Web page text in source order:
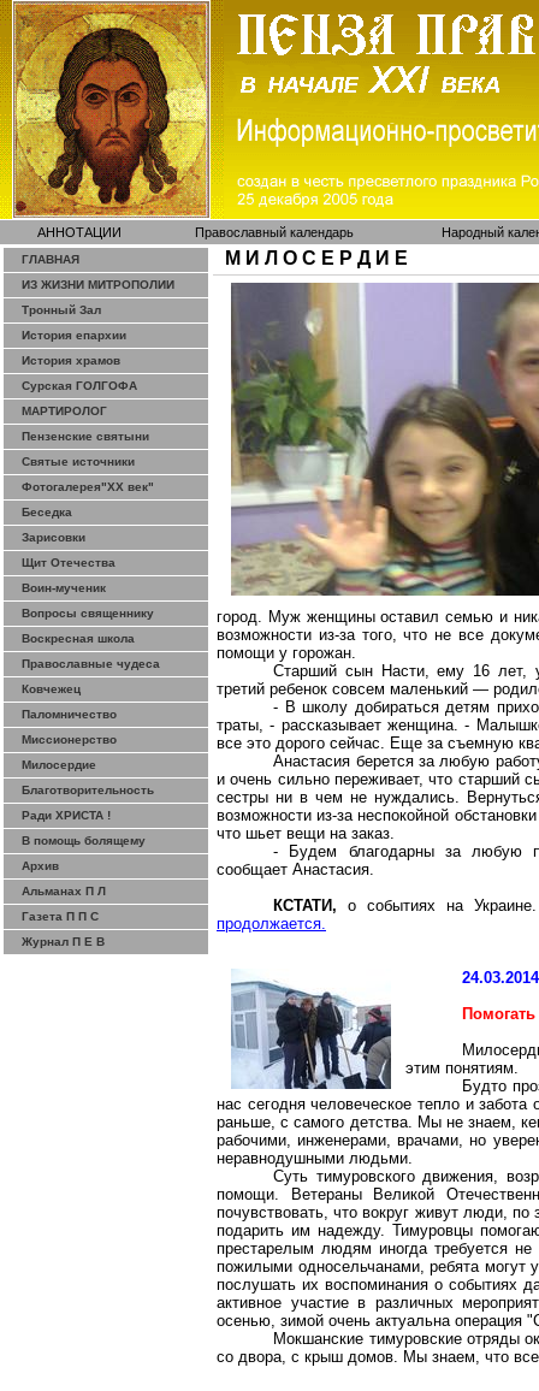
АННОТАЦИИ Православный календарь Народный
ГЛАВНАЯ
ИЗ ЖИЗНИ МИТРОПОЛИИ
Тронный Зал
История епархии
История храмов
Сурская ГОЛГОФА
МАРТИРОЛОГ
Пензенские святыни
Святые источники
Фотогалерея"ХХ век"
Беседка
Зарисовки
Щит Отечества
Воин-мученик
Вопросы священнику
Воскресная школа
Православные чудеса
Ковчежец
Паломничество
Миссионерство
Милосердие
Благотворительность
Ради ХРИСТА !
В помощь болящему
Архив
Альманах П Л
Газета П П С
Журнал П Е В
М И Л О С Е Р Д И Е
город. Муж женщины оставил семью и
возможности из-за того, что не все
помощи у горожан.
Старший сын Насти, ему 16 лет,
третий ребенок совсем маленький —
- В школу добираться детям
траты, - рассказывает женщина. -
все это дорого сейчас. Еще за съемную
Анастасия берется за любую
и очень сильно переживает, что старший
сестры ни в чем не нуждались.
возможности из-за неспокойной
что шьет вещи на заказ.
- Будем благодарны за любую
сообщает Анастасия.
КСТАТИ, о событиях на
продолжается.
24.03.2014
этим понятиям.
Будто
нас сегодня человеческое тепло и забота
раньше, с самого детства. Мы не знаем,
рабочими, инженерами, врачами, но
неравнодушными людьми.
Суть тимуровского движения,
помощи. Ветераны Великой
почувствовать, что вокруг живут люди,
подарить им надежду. Тимуровцы
престарелым людям иногда требуется
пожилыми односельчанами, ребята могут
послушать их воспоминания о событиях
активное участие в различных
осенью, зимой очень актуальна операция
Мокшанские тимуровские отряды
со двора, с крыш домов. Мы знаем, что